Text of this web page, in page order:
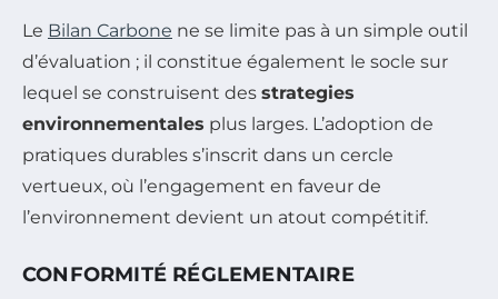
Le Bilan Carbone ne se limite pas à un simple outil
d’évaluation ; il constitue également le socle sur
lequel se construisent des strategies
environnementales plus larges. L’adoption de
pratiques durables s’inscrit dans un cercle
vertueux, où l’engagement en faveur de
l’environnement devient un atout compétitif.
CONFORMITÉ RÉGLEMENTAIRE